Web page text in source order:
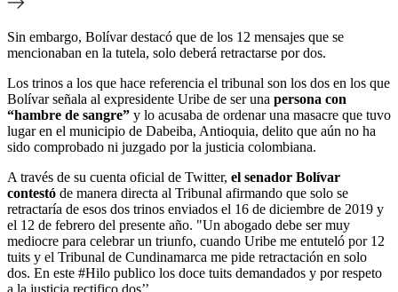
Sin embargo, Bolívar destacó que de los 12 mensajes que se
mencionaban en la tutela, solo deberá retractarse por dos.
Los trinos a los que hace referencia el tribunal son los dos en los que
Bolívar señala al expresidente Uribe de ser una persona con
“hambre de sangre” y lo acusaba de ordenar una masacre que tuvo
lugar en el municipio de Dabeiba, Antioquia, delito que aún no ha
sido comprobado ni juzgado por la justicia colombiana.
A través de su cuenta oficial de Twitter, el senador Bolívar
contestó de manera directa al Tribunal afirmando que solo se
retractaría de esos dos trinos enviados el 16 de diciembre de 2019 y
el 12 de febrero del presente año. "Un abogado debe ser muy
mediocre para celebrar un triunfo, cuando Uribe me entuteló por 12
tuits y el Tribunal de Cundinamarca me pide retractación en solo
dos. En este #Hilo publico los doce tuits demandados y por respeto
a la justicia rectifico dos’’.